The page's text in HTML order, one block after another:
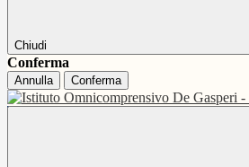
Chiudi
Conferma
Annulla Conferma